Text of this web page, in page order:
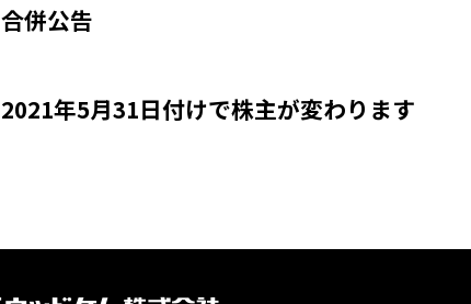
合併公告
2021年5月31日付けで株主が変わります